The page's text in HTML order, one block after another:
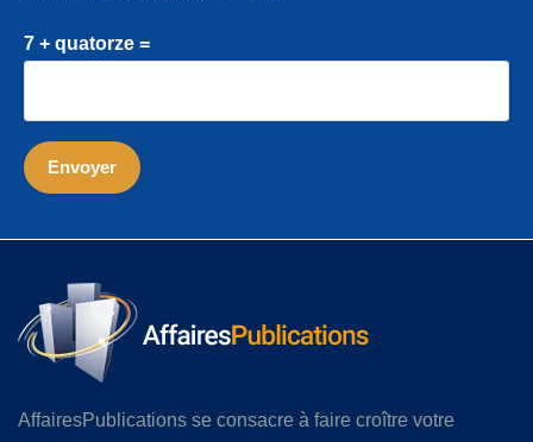
7 + quatorze =
AffairesPublications se consacre à faire croître votre